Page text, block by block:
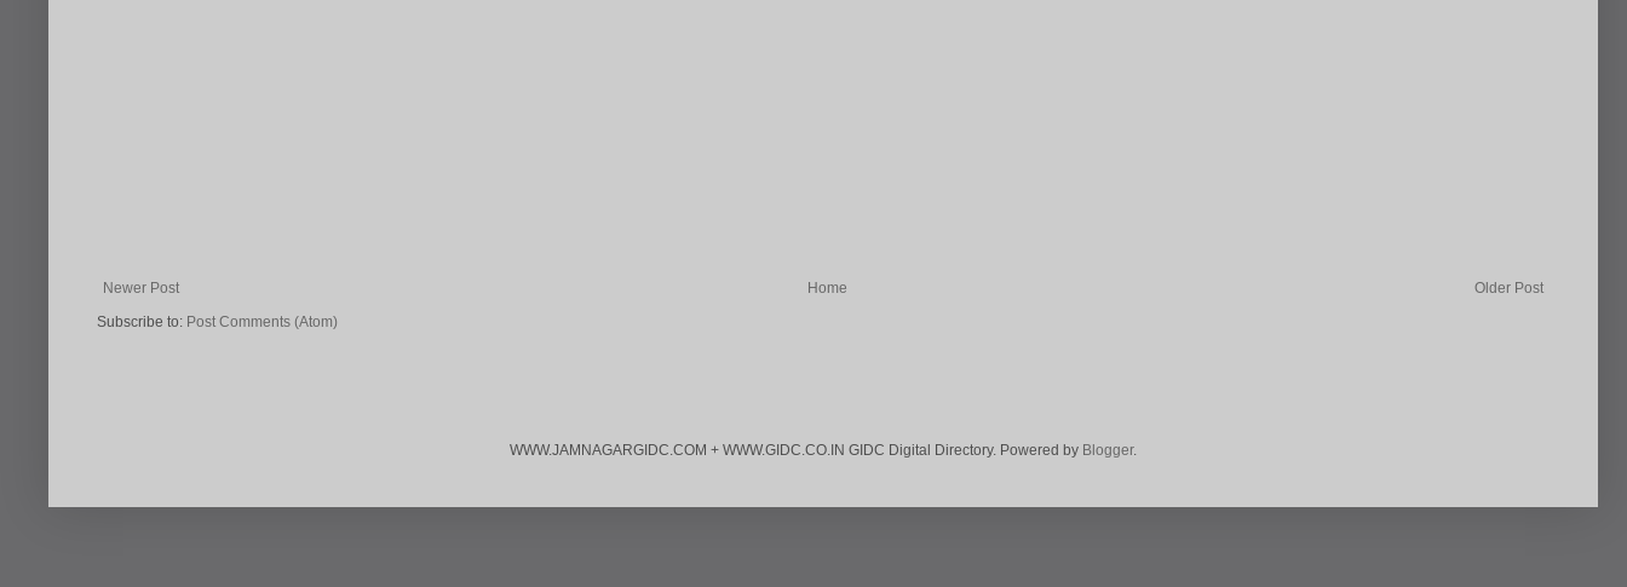
Newer Post Older Post
Home
Subscribe to: Post Comments (Atom)
WWW.JAMNAGARGIDC.COM + WWW.GIDC.CO.IN GIDC Digital Directory. Powered by Blogger.